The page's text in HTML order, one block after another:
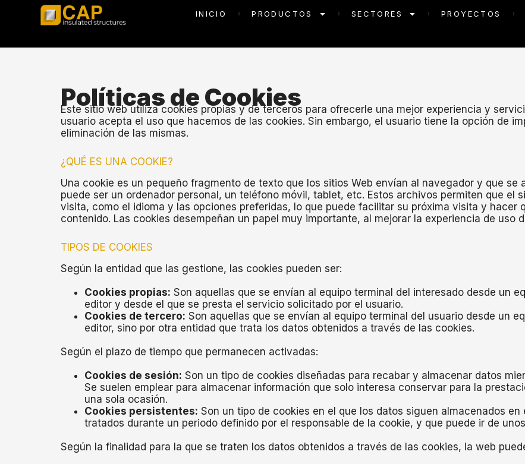
INICIO PRODUCTOS SECTORES PROYECTOS
Politicas de cookies
Políticas de Cookies
Este sitio web utiliza cookies propias y de terceros para ofrecerle una mejor experiencia y
usuario acepta el uso que hacemos de las cookies. Sin embargo, el usuario tiene la opción de
eliminación de las mismas.
¿QUÉ ES UNA COOKIE?
Una cookie es un pequeño fragmento de texto que los sitios Web envían al navegador y que se
puede ser un ordenador personal, un teléfono móvil, tablet, etc. Estos archivos permiten que el
visita, como el idioma y las opciones preferidas, lo que puede facilitar su próxima visita y hacer
contenido. Las cookies desempeñan un papel muy importante, al mejorar la experiencia de uso
TIPOS DE COOKIES
Según la entidad que las gestione, las cookies pueden ser:
Cookies propias: Son aquellas que se envían al equipo terminal del interesado desde un
editor y desde el que se presta el servicio solicitado por el usuario.
Cookies de tercero: Son aquellas que se envían al equipo terminal del usuario desde un
editor, sino por otra entidad que trata los datos obtenidos a través de las cookies.
Según el plazo de tiempo que permanecen activadas:
Cookies de sesión: Son un tipo de cookies diseñadas para recabar y almacenar datos
Se suelen emplear para almacenar información que solo interesa conservar para la
una sola ocasión.
Cookies persistentes: Son un tipo de cookies en el que los datos siguen almacenados
tratados durante un periodo definido por el responsable de la cookie, y que puede ir de
Según la finalidad para la que se traten los datos obtenidos a través de las cookies, la web